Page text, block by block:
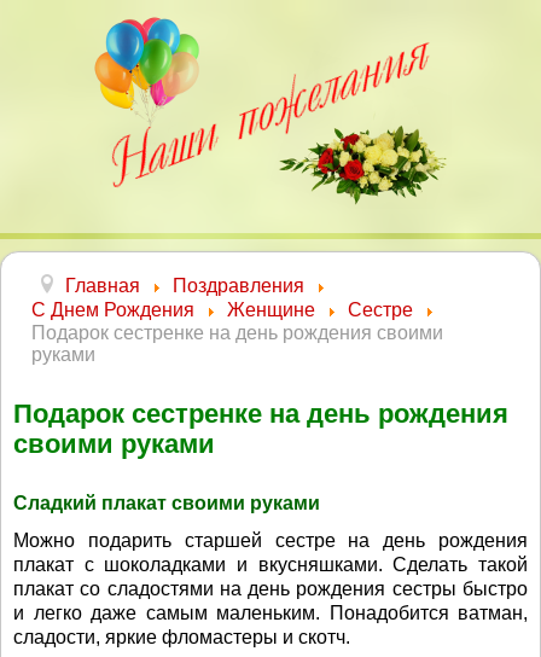
Главная
Поздравления
С Днем Рождения
Женщине
Сестре
Подарок сестренке на день рождения своими
руками
Подарок сестренке на день рождения
своими руками
Сладкий плакат своими руками
Можно подарить старшей сестре на день рождения
плакат с шоколадками и вкусняшками. Сделать такой
плакат со сладостями на день рождения сестры быстро
и легко даже самым маленьким. Понадобится ватман,
сладости, яркие фломастеры и скотч.